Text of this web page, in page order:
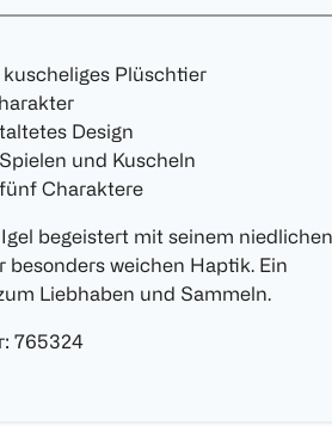
Plüschtier
Design
und Kuscheln
Charaktere
begeistert mit seinem niedlichen
besonders weichen Haptik. Ein
Liebhaben und Sammeln.
: 765324